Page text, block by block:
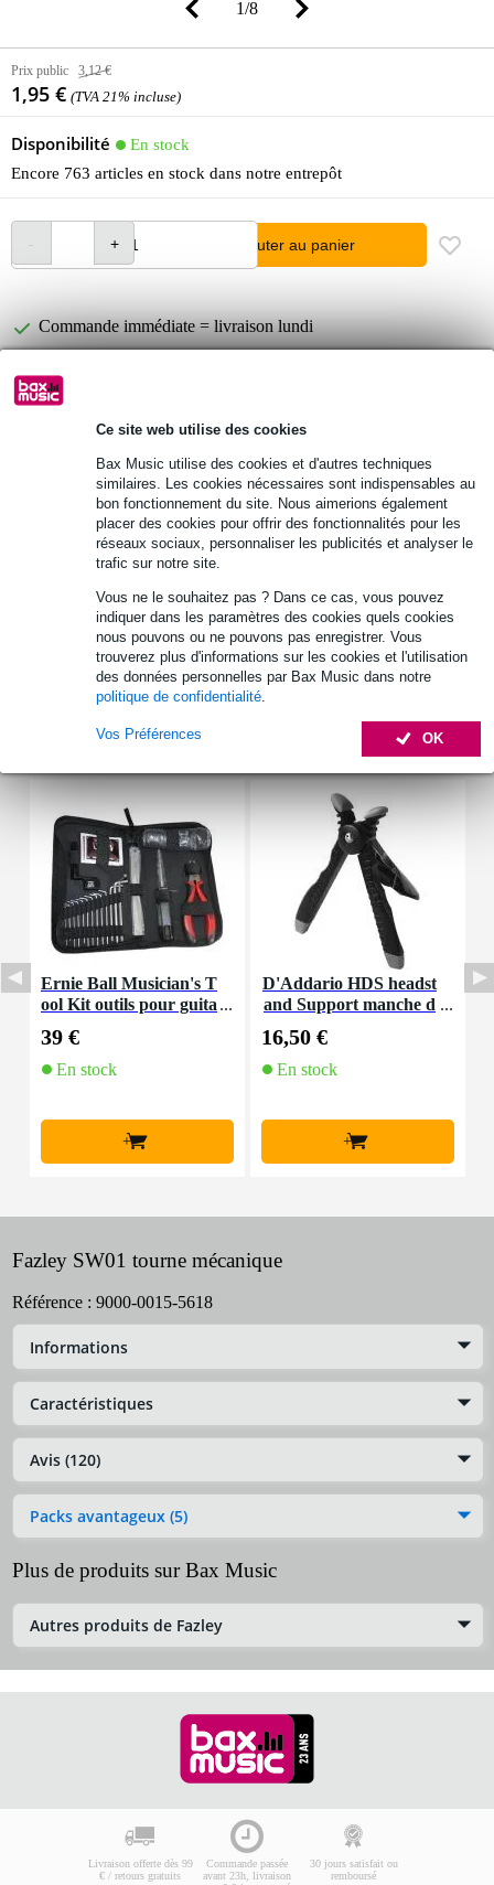
Ce site web utilise des cookies
Bax Music utilise des cookies et d'autres techniques
similaires. Les cookies nécessaires sont indispensables au
bon fonctionnement du site. Nous aimerions également
placer des cookies pour offrir des fonctionnalités pour les
réseaux sociaux, personnaliser les publicités et analyser le
trafic sur notre site.
Vous ne le souhaitez pas ? Dans ce cas, vous pouvez
indiquer dans les paramètres des cookies quels cookies
nous pouvons ou ne pouvons pas enregistrer. Vous
trouverez plus d'informations sur les cookies et l'utilisation
des données personnelles par Bax Music dans notre
politique de confidentialité.
OK
Vos Préférences
1/8
Prix public 3,12 €
1,95 € (TVA 21% incluse)
Disponibilité
En stock
Encore 763 articles en stock dans notre entrepôt
Ajouter au panier
Commande immédiate = livraison lundi
30 jours satisfait ou remboursé
Retrait gratuit en magasin
Informations
couleur : noir
pour guitare électrique, folk et classique
Afficher toutes les caractéristiques du produit
Accessoires (6)
Ernie Ball Musician's T
ool Kit outils pour guita
39 €
En stock
+
D'Addario HDS headst
and Support manche d
16,50 €
En stock
+
Fazley SW01 tourne mécanique
Référence : 9000-0015-5618
Informations
Caractéristiques
Avis (120)
Packs avantageux (5)
Plus de produits sur Bax Music
Autres produits de Fazley
Livraison offerte dès 99
€ / retours gratuits
Commande passée
avant 23h, livraison
30 jours satisfait ou
remboursé